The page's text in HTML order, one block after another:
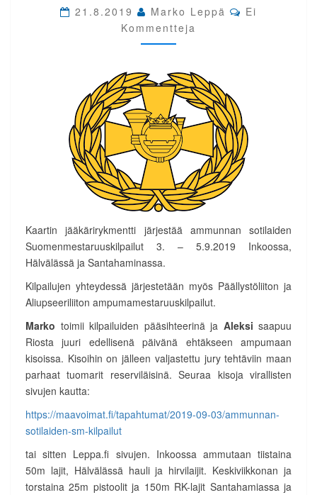
JA
ERÄLUETTELO
21.8.2019 Marko Leppä Comments
Ei
Kommentteja
Kaartin jääkärirykmentti järjestää ammunnan sotilaiden
Suomenmestaruuskilpailut 3. – 5.9.2019 Inkoossa,
Hälvälässä ja Santahaminassa.
Kilpailujen yhteydessä järjestetään myös Päällystöliiton ja
Aliupseeriliiton ampumamestaruuskilpailut.
Marko toimii kilpailuiden pääsihteerinä ja Aleksi saapuu
Riosta juuri edellisenä päivänä ehtäkseen ampumaan
kisoissa. Kisoihin on jälleen valjastettu jury tehtäviin maan
parhaat tuomarit reserviläisinä. Seuraa kisoja virallisten
sivujen kautta:
https://maavoimat.fi/tapahtumat/2019-09-03/ammunnan-
sotilaiden-sm-kilpailut
tai sitten Leppa.fi sivujen. Inkoossa ammutaan tiistaina
50m lajit, Hälvälässä hauli ja hirvilaijit. Keskiviikkonan ja
torstaina 25m pistoolit ja 150m RK-lajit Santahamiassa ja